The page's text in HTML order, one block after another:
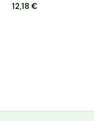
12,18 €